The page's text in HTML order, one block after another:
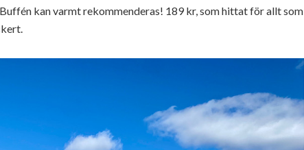
kan varmt rekommenderas! 189 kr, som hittat för allt som